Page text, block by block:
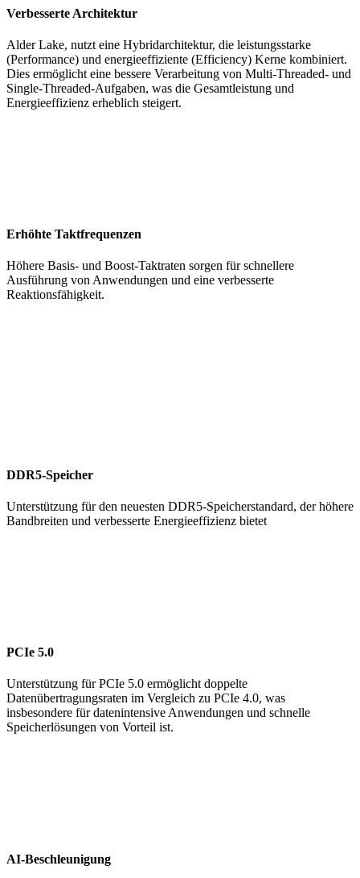
Verbesserte Architektur
Alder Lake, nutzt eine Hybridarchitektur, die leistungsstarke
(Performance) und energieeffiziente (Efficiency) Kerne kombiniert.
Dies ermöglicht eine bessere Verarbeitung von Multi-Threaded- und
Single-Threaded-Aufgaben, was die Gesamtleistung und
Energieeffizienz erheblich steigert.
Erhöhte Taktfrequenzen
Höhere Basis- und Boost-Taktraten sorgen für schnellere
Ausführung von Anwendungen und eine verbesserte
Reaktionsfähigkeit.
DDR5-Speicher
Unterstützung für den neuesten DDR5-Speicherstandard, der höhere
Bandbreiten und verbesserte Energieeffizienz bietet
PCIe 5.0
Unterstützung für PCIe 5.0 ermöglicht doppelte
Datenübertragungsraten im Vergleich zu PCIe 4.0, was
insbesondere für datenintensive Anwendungen und schnelle
Speicherlösungen von Vorteil ist.
AI-Beschleunigung